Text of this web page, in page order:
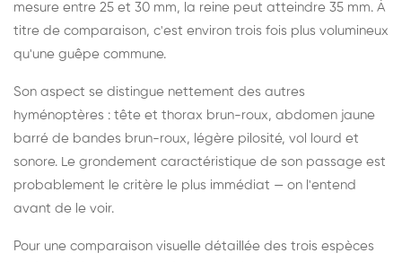
mesure entre 25 et 30 mm, la reine peut atteindre 35 mm. À
titre de comparaison, c'est environ trois fois plus volumineux
qu'une guêpe commune.
Son aspect se distingue nettement des autres
hyménoptères : tête et thorax brun-roux, abdomen jaune
barré de bandes brun-roux, légère pilosité, vol lourd et
sonore. Le grondement caractéristique de son passage est
probablement le critère le plus immédiat — on l'entend
avant de le voir.
Pour une comparaison visuelle détaillée des trois espèces